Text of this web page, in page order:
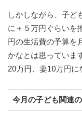
しかしながら、子ど
に＋５万円ぐらいを
円の生活費の予算を
かなとは思っていま
20万円、妻10万円に
今月の子ども関連